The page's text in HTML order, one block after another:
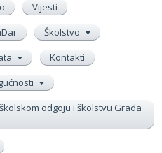
Vijesti
Školstvo
Kontakti
odgoju i školstvu Grada